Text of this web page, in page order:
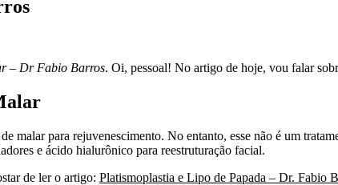
– Dr Fabio Barros. Oi, pessoal! No artigo de hoje, vou falar
de malar para rejuvenescimento. No entanto, esse não é um
e ácido hialurônico para reestruturação facial.
de ler o artigo: Platismoplastia e Lipo de Papada – Dr. Fabio